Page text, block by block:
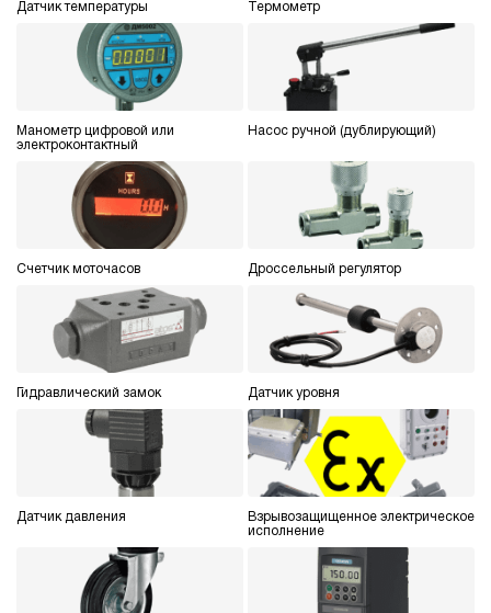
Датчик температуры Термометр
Манометр цифровой или
электроконтактный
Насос ручной (дублирующий)
Счетчик моточасов Дроссельный регулятор
Гидравлический замок Датчик уровня
Датчик давления
Взрывозащищенное электрическое
исполнение